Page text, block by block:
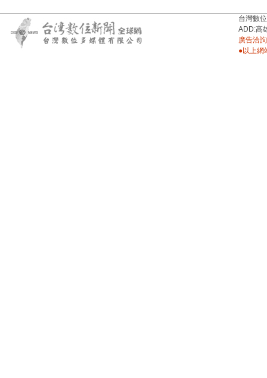
台灣數
ADD:高
廣告洽
●以上網